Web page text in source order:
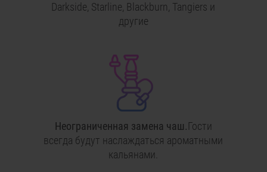
Darkside, Starline, Blackburn, Tangiers и
другие
Неограниченная замена чаш.Гости
всегда будут наслаждаться ароматными
кальянами.